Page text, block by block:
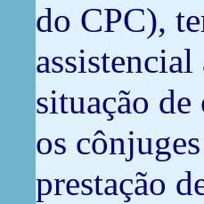
do CPC),
situação
os
prestação